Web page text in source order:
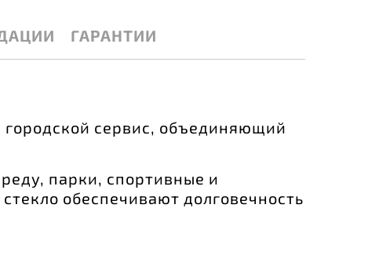
ГАРАНТИИ
сервис, объединяющий
парки, спортивные и
обеспечивают долговечность